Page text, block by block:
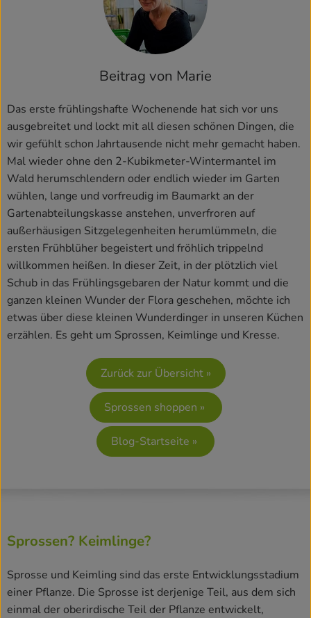
Getränke
Drogerie
Firmenkunden
So geht’s
Über uns
Aktuelles
Blog
Beitrag von Marie
Das erste frühlingshafte Wochenende hat sich vor uns
ausgebreitet und lockt mit all diesen schönen Dingen, die
wir gefühlt schon Jahrtausende nicht mehr gemacht haben.
Mal wieder ohne den 2-Kubikmeter-Wintermantel im
Wald herumschlendern oder endlich wieder im Garten
wühlen, lange und vorfreudig im Baumarkt an der
Gartenabteilungskasse anstehen, unverfroren auf
außerhäusigen Sitzgelegenheiten herumlümmeln, die
ersten Frühblüher begeistert und fröhlich trippelnd
willkommen heißen. In dieser Zeit, in der plötzlich viel
Schub in das Frühlingsgebaren der Natur kommt und die
ganzen kleinen Wunder der Flora geschehen, möchte ich
etwas über diese kleinen Wunderdinger in unseren Küchen
erzählen. Es geht um Sprossen, Keimlinge und Kresse.
Zurück zur Übersicht »
Sprossen shoppen »
Blog-Startseite »
Sprossen? Keimlinge?
Sprosse und Keimling sind das erste Entwicklungsstadium
einer Pflanze. Die Sprosse ist derjenige Teil, aus dem sich
einmal der oberirdische Teil der Pflanze entwickelt,